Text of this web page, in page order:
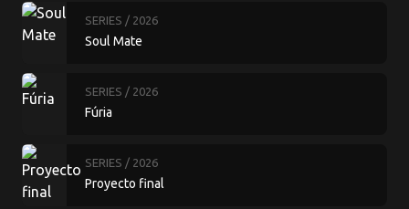
SERIES / 2026
Soul Mate
SERIES / 2026
Fúria
SERIES / 2026
Proyecto final